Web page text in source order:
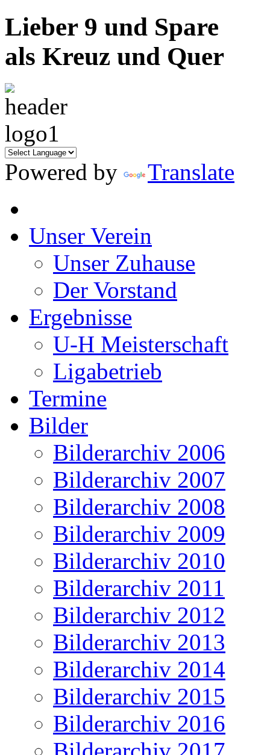
Lieber 9 und Spare
als Kreuz und Quer
Powered by Translate
Unser Verein
Unser Zuhause
Der Vorstand
Ergebnisse
U-H Meisterschaft
Ligabetrieb
Termine
Bilder
Bilderarchiv 2006
Bilderarchiv 2007
Bilderarchiv 2008
Bilderarchiv 2009
Bilderarchiv 2010
Bilderarchiv 2011
Bilderarchiv 2012
Bilderarchiv 2013
Bilderarchiv 2014
Bilderarchiv 2015
Bilderarchiv 2016